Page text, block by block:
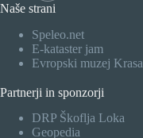
Naše strani
Speleo.net
E-kataster jam
Evropski muzej Krasa
Partnerji in sponzorji
DRP Škoflja Loka
Geopedia